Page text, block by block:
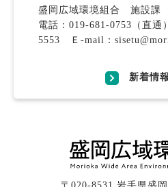
盛岡広域環境組合 施設課
電話：019-681-0753（直
5553 Ｅ-mail：
新着情